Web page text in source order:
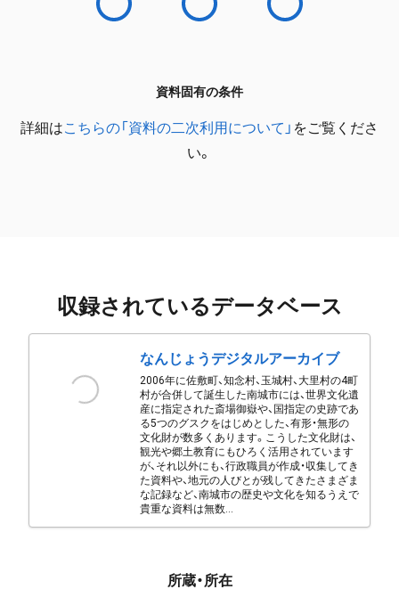
資料固有の条件
詳細はこちらの「資料の二次利用について」 をご覧くださ
い。
収録されているデータベース
なんじょうデジタルアーカイブ
2006年に佐敷町、知念村、玉城村、大里村の4町
村が合併して誕生した南城市には、世界文化遺
産に指定された斎場御嶽や、国指定の史跡であ
る5つのグスクをはじめとした、有形・無形の
文化財が数多くあります。こうした文化財は、
観光や郷土教育にもひろく活用されています
が、それ以外にも、行政職員が作成・収集してき
た資料や、地元の人びとが残してきたさまざま
な記録など、南城市の歴史や文化を知るうえで
貴重な資料は無数...
所蔵・所在